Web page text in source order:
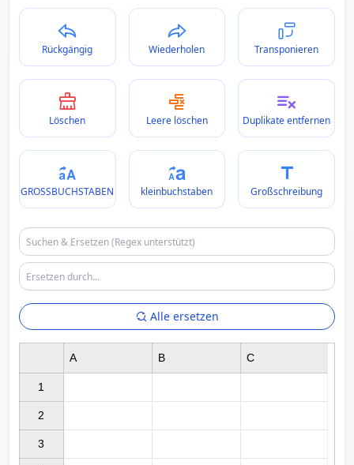
Rückgängig Wiederholen Transponieren
Löschen Leere löschen Duplikate entfernen
GROSSBUCHSTABEN kleinbuchstaben Großschreibung
Alle ersetzen
1
2
3
A B C